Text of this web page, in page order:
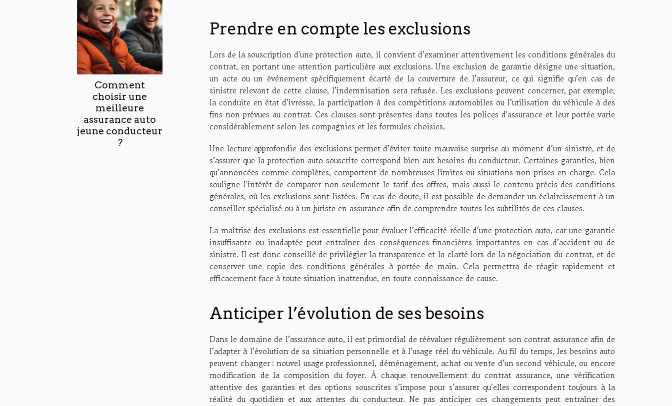
Comment
choisir une
meilleure
assurance auto
jeune conducteur
?
Prendre en compte les exclusions
Lors de la souscription d'une protection auto, il convient d’examiner attentivement les conditions générales du
contrat, en portant une attention particulière aux exclusions. Une exclusion de garantie désigne une situation,
un acte ou un événement spécifiquement écarté de la couverture de l’assureur, ce qui signifie qu’en cas de
sinistre relevant de cette clause, l’indemnisation sera refusée. Les exclusions peuvent concerner, par exemple,
la conduite en état d’ivresse, la participation à des compétitions automobiles ou l’utilisation du véhicule à des
fins non prévues au contrat. Ces clauses sont présentes dans toutes les polices d'assurance et leur portée varie
considérablement selon les compagnies et les formules choisies.
Une lecture approfondie des exclusions permet d’éviter toute mauvaise surprise au moment d’un sinistre, et de
s’assurer que la protection auto souscrite correspond bien aux besoins du conducteur. Certaines garanties, bien
qu’annoncées comme complètes, comportent de nombreuses limites ou situations non prises en charge. Cela
souligne l'intérêt de comparer non seulement le tarif des offres, mais aussi le contenu précis des conditions
générales, où les exclusions sont listées. En cas de doute, il est possible de demander un éclaircissement à un
conseiller spécialisé ou à un juriste en assurance afin de comprendre toutes les subtilités de ces clauses.
La maîtrise des exclusions est essentielle pour évaluer l’efficacité réelle d’une protection auto, car une garantie
insuffisante ou inadaptée peut entraîner des conséquences financières importantes en cas d’accident ou de
sinistre. Il est donc conseillé de privilégier la transparence et la clarté lors de la négociation du contrat, et de
conserver une copie des conditions générales à portée de main. Cela permettra de réagir rapidement et
efficacement face à toute situation inattendue, en toute connaissance de cause.
Anticiper l’évolution de ses besoins
Dans le domaine de l’assurance auto, il est primordial de réévaluer régulièrement son contrat assurance afin de
l’adapter à l’évolution de sa situation personnelle et à l’usage réel du véhicule. Au fil du temps, les besoins auto
peuvent changer : nouvel usage professionnel, déménagement, achat ou vente d’un second véhicule, ou encore
modification de la composition du foyer. À chaque renouvellement du contrat assurance, une vérification
attentive des garanties et des options souscrites s’impose pour s’assurer qu’elles correspondent toujours à la
réalité du quotidien et aux attentes du conducteur. Ne pas anticiper ces changements peut entraîner des